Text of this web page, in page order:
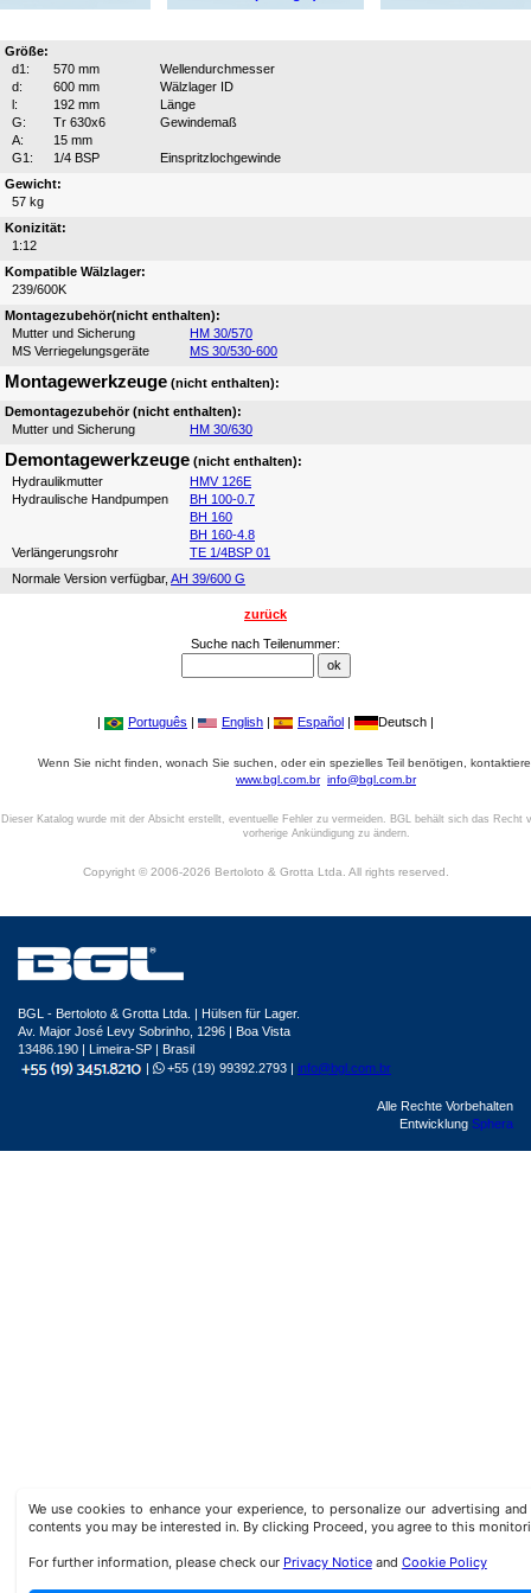
Größe:
d1:
570 mm
Wellendurchmesser
d:
600 mm
Wälzlager ID
l:
192 mm
Länge
G:
Tr 630x6
Gewindemaß
A:
15 mm
G1:
1/4 BSP
Einspritzlochgewinde
Gewicht:
57 kg
Konizität:
1:12
Kompatible Wälzlager:
239/600K
Montagezubehör(nicht enthalten):
Mutter und Sicherung
HM 30/570
MS Verriegelungsgeräte
MS 30/530-600
Montagewerkzeuge (nicht enthalten):
Demontagezubehör (nicht enthalten):
Mutter und Sicherung
HM 30/630
Demontagewerkzeuge (nicht enthalten):
Hydraulikmutter
HMV 126E
Hydraulische Handpumpen
BH 100-0.7
BH 160
BH 160-4.8
Verlängerungsrohr
TE 1/4BSP 01
Normale Version verfügbar, AH 39/600 G
zurück
Suche nach Teilenummer:
| Português | English | Español | Deutsch |
Wenn Sie nicht finden, wonach Sie suchen, oder ein spezielles Teil benötigen,
www.bgl.com.br info@bgl.com.br
Dieser Katalog wurde mit der Absicht erstellt, eventuelle Fehler zu vermeiden. BGL behält sich das Recht
vorherige Ankündigung zu ändern.
Copyright © 2006-2026 Bertoloto & Grotta Ltda. All rights reserved.
We use cookies to enhance your experience, to personalize our advertising
contents you may be interested in. By clicking Proceed, you agree to this
For further information, please check our Privacy Noticeand Cookie Policy
BGL - Bertoloto & Grotta Ltda. | Hülsen für Lager.
Av. Major José Levy Sobrinho, 1296 | Boa Vista
13486.190 | Limeira-SP | Brasil
|
+55 (19) 99392.2793 | info@bgl.com.br
Alle Rechte Vorbehalten
Entwicklung Sphera